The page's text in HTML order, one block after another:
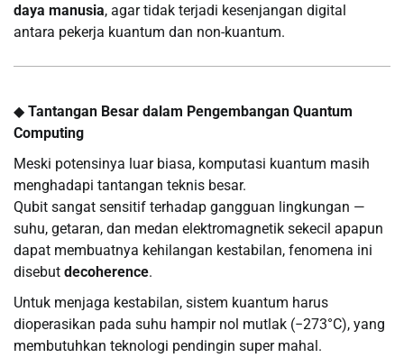
daya manusia, agar tidak terjadi kesenjangan digital
antara pekerja kuantum dan non-kuantum.
◆ Tantangan Besar dalam Pengembangan Quantum
Computing
Meski potensinya luar biasa, komputasi kuantum masih
menghadapi tantangan teknis besar.
Qubit sangat sensitif terhadap gangguan lingkungan —
suhu, getaran, dan medan elektromagnetik sekecil apapun
dapat membuatnya kehilangan kestabilan, fenomena ini
disebut decoherence.
Untuk menjaga kestabilan, sistem kuantum harus
dioperasikan pada suhu hampir nol mutlak (−273°C), yang
membutuhkan teknologi pendingin super mahal.